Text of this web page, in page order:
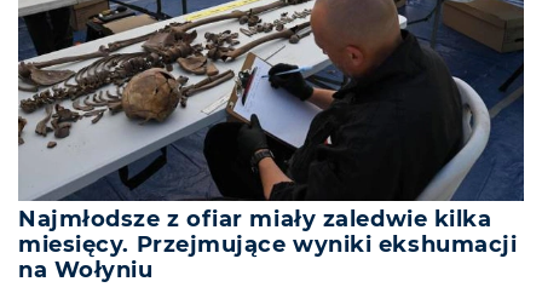
Najmłodsze z ofiar miały zaledwie kilka
miesięcy. Przejmujące wyniki ekshumacji
na Wołyniu